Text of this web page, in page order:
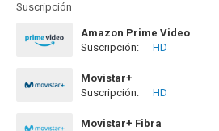
Suscripción
Amazon Prime Video
Suscripción:
HD
Movistar+
Disponible hasta el Mié, 30
Suscripción: HD
Movistar+ Fibra